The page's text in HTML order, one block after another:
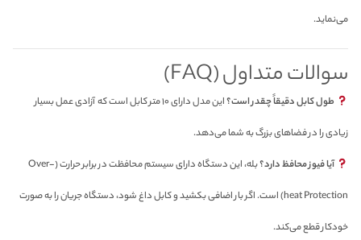
می‌نماید.
سوالات متداول (FAQ)
طول کابل دقیقاً چقدر است؟ این مدل دارای ۱۰ متر کابل است که آزادی عمل بسیار
زیادی را در فضاهای بزرگ به شما می‌دهد.
آیا فیوز محافظ دارد؟ بله، این دستگاه دارای سیستم محافظت در برابر حرارت (Over-
heat Protection) است. اگر بار اضافی بکشید و کابل داغ شود، دستگاه جریان را به صورت
خودکار قطع می‌کند.